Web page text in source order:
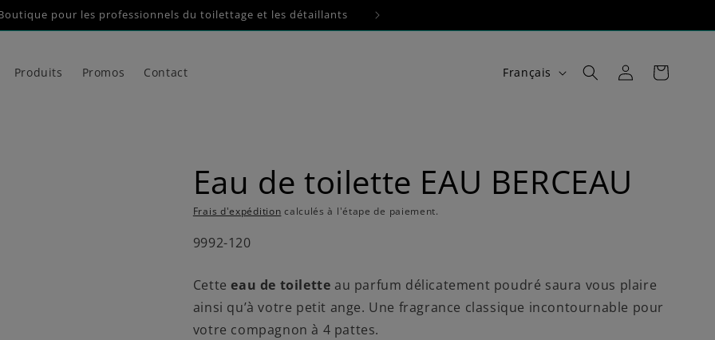
pour les professionnels du toilettage et les détaillants
Produits Promos Contact
u
e
Français ConnexionPanier
Eau de toilette EAU BERCEAU
Frais d'expédition calculés à l'étape de paiement.
SKU:
9992-120
Cetteeau de toilette au parfum délicatement poudré saura vous plaire
ainsi qu’à votre petit ange. Une fragrance classique incontournable pour
votre compagnon à 4 pattes.